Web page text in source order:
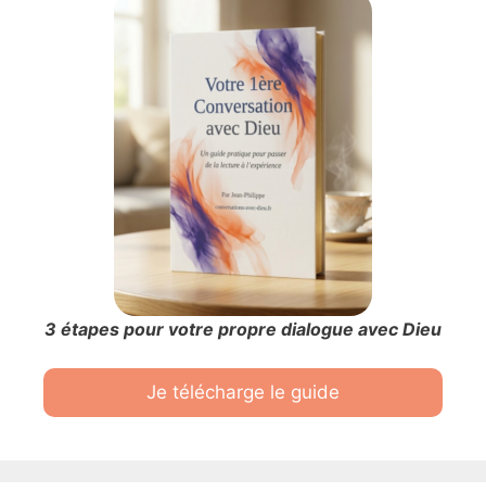
3 étapes pour votre propre dialogue avec Dieu
Je télécharge le guide